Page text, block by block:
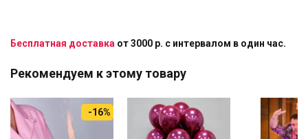
Бесплатная доставка от 3000 р. с интервалом в один час.
Рекомендуем к этому товару
-16%